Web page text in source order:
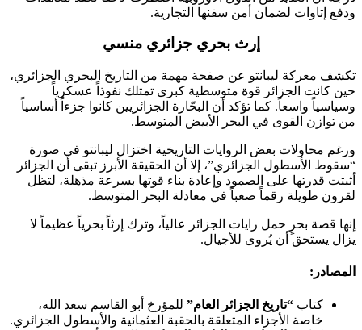
ودفع إتاوات لضمان أمن سفنها التجارية.
إرث بحري جزائري منسي
تكشف معركة ليبانتو عن صفحة مهمة من التاريخ البحري الجزائري،
حين كانت الجزائر قوة متوسطية كبرى تمتلك نفوذاً عسكرياً
وسياسياً واسعاً. كما تؤكد أن البحّارة الجزائريين كانوا جزءاً أساسياً
من توازن القوى في البحر الأبيض المتوسط.
ورغم محاولات بعض الروايات التاريخية اختزال ليبانتو في صورة
“سقوط الأسطول الجزائري”، إلا أن الحقيقة الأبرز تبقى أن الجزائر
أثبتت قدرتها على الصمود وإعادة بناء قوتها بسرعة مذهلة، لتظل
لقرون طويلة رقماً صعباً في معادلة البحر المتوسط.
إنها قصة بحرٍ حمل رايات الجزائر عالياً، وترك إرثاً بحرياً عظيماً لا
يزال يستحق أن يُروى للأجيال.
المصادر:
كتاب “تاريخ الجزائر العام” للمؤرخ أبو القاسم سعد الله،
خاصة الأجزاء المتعلقة بالحقبة العثمانية والأسطول الجزائري.